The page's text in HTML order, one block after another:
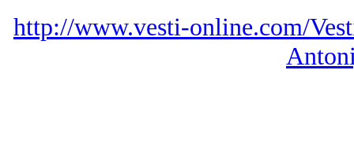
http://www.vesti-online.com/